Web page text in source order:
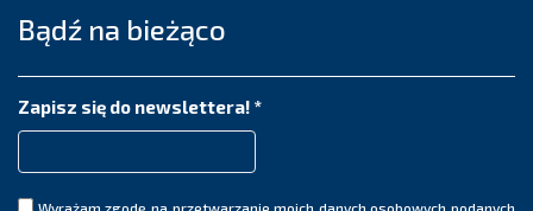
Bądź na bieżąco
Zapisz się do newslettera! *
Wyrażam zgodę na przetwarzanie moich danych osobowych podanych